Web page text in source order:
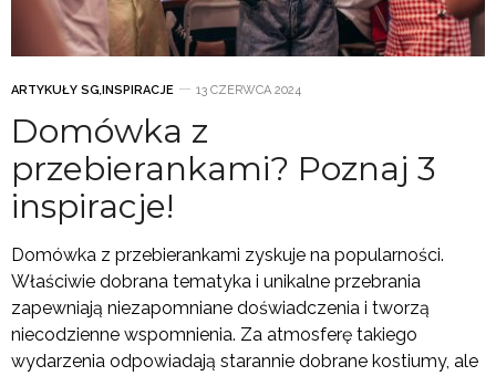
ARTYKUŁY SG, INSPIRACJE 13 CZERWCA 2024
Domówka z
przebierankami? Poznaj 3
inspiracje!
Domówka z przebierankami zyskuje na popularności.
Właściwie dobrana tematyka i unikalne przebrania
zapewniają niezapomniane doświadczenia i tworzą
niecodzienne wspomnienia. Za atmosferę takiego
wydarzenia odpowiadają starannie dobrane kostiumy, ale